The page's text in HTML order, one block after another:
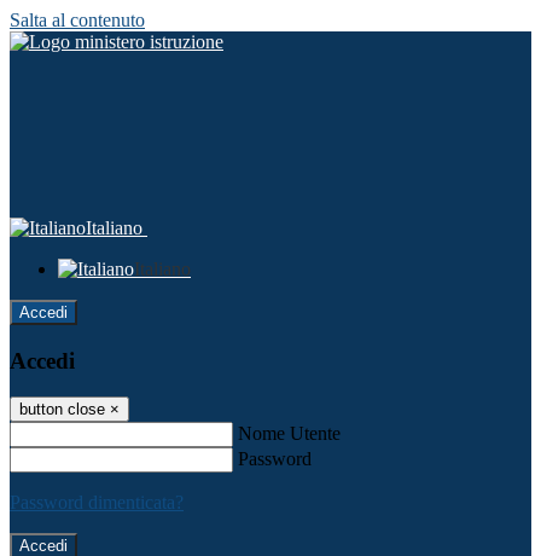
Salta al contenuto
Italiano
Italiano
Accedi
Accedi
button close ×
Nome Utente
Password
Password dimenticata?